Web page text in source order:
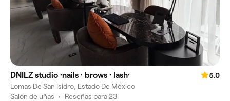
DNILZ studio ·nails · brows · lash·
5.0
Lomas De San Isidro, Estado De México
Salón de uñas • Reseñas para 23